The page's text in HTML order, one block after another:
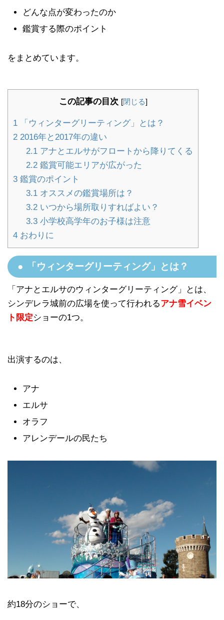
どんな点が変わったのか
鑑賞する際のポイント
をまとめています。
この記事の目次 [閉じる]
1 「ウィンターグリーティング」とは？
2 2016年と2017年の違い
2.1アナとエルサがフロートから降りてくる
2.2鑑賞可能エリアが広がった
3 鑑賞のポイント
3.1オススメの鑑賞場所は？
3.2いつから場所取りすればよい？
3.3小学校高学年のお子様は注意
4 おわりに
「ウィンターグリーティング」とは？
「アナとエルサのウィンターグリーティング」とは、
シンデレラ城前の広場を使って行われるアナ雪イベン
ト限定ショーの1つ。
出演するのは、
アナ
エルサ
オラフ
アレンデールの民たち
約18分のショーで、